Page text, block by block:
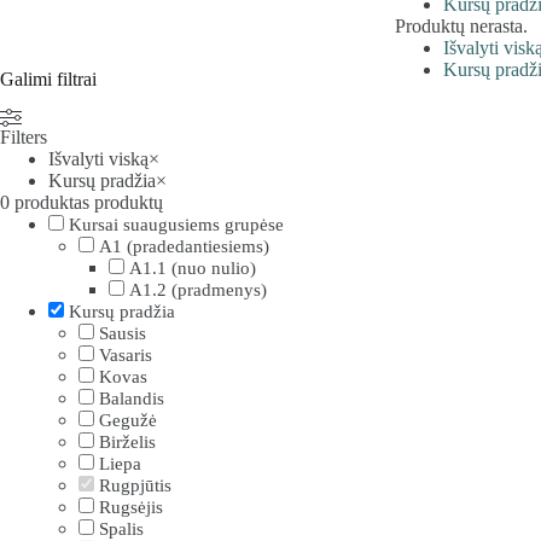
Kursų
Produktų nerasta.
Išvalyti viską
Kursų
Galimi filtrai
Filters
Išvalyti viską×
Kursų pradžia×
0 produktas produktų
Kursai suaugusiems grupėse
A1 (pradedantiesiems)
A1.1 (nuo nulio)
A1.2 (pradmenys)
Kursų pradžia
Sausis
Vasaris
Kovas
Balandis
Gegužė
Birželis
Liepa
Rugpjūtis
Rugsėjis
Spalis